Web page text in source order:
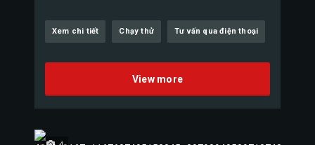
Xem chi tiết Chạy thử Tư vấn qua điện thoại
View more